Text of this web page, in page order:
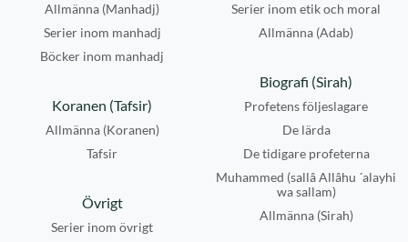
Allmänna (Manhadj)
Serier inom manhadj
Böcker inom manhadj
Serier inom etik och moral
Allmänna (Adab)
Biografi (Sirah)
Profetens följeslagare
De lärda
De tidigare profeterna
Muhammed (sallâ Allâhu ´alayhi
wa sallam)
Allmänna (Sirah)
Koranen (Tafsir)
Allmänna (Koranen)
Tafsir
Övrigt
Serier inom övrigt